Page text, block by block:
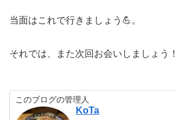
当面はこれで行きましょう💪。
それでは、また次回お会いしましょう！
このブログの管理人
KoTa